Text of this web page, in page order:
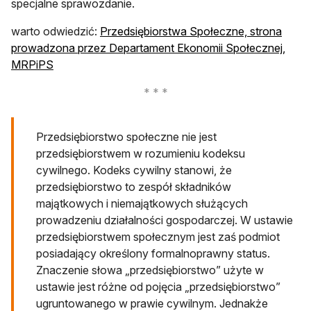
specjalne sprawozdanie.
warto odwiedzić: Przedsiębiorstwa Społeczne, strona
prowadzona przez Departament Ekonomii Społecznej,
MRPiPS
Przedsiębiorstwo społeczne nie jest
przedsiębiorstwem w rozumieniu kodeksu
cywilnego. Kodeks cywilny stanowi, że
przedsiębiorstwo to zespół składników
majątkowych i niemajątkowych służących
prowadzeniu działalności gospodarczej. W ustawie
przedsiębiorstwem społecznym jest zaś podmiot
posiadający określony formalnoprawny status.
Znaczenie słowa „przedsiębiorstwo” użyte w
ustawie jest różne od pojęcia „przedsiębiorstwo”
ugruntowanego w prawie cywilnym. Jednakże